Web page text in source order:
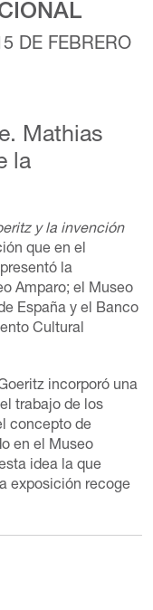
DE FEBRERO
Mathias
la
y la invención
que en el
la
Amparo; el Museo
España y el Banco
Cultural
incorporó una
trabajo de los
concepto de
en el Museo
idea la que
exposición recoge